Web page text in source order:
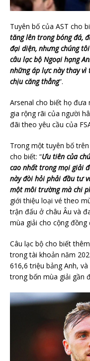
Tuyên bố của AST cho
tăng lên trong bóng đá,
đại diện, nhưng chúng
câu lạc bộ Ngoại hạng
những áp lực này thay vì
chịu căng thẳng“.
Arsenal cho biết họ đưa
gia rộng rãi của người
đãi theo yêu cầu của
Trong một tuyên bố
cho biết: “Ưu tiên của
cao nhất trong mọi giải
này đòi hỏi phải đầu tư
một môi trường mà chi
giới thiệu loại vé theo
trận đấu ở châu Âu và
mùa giải cho cộng đồng
Câu lạc bộ cho biết
trong tài khoản năm
616,6 triệu bảng Anh,
trong bốn mùa giải gần